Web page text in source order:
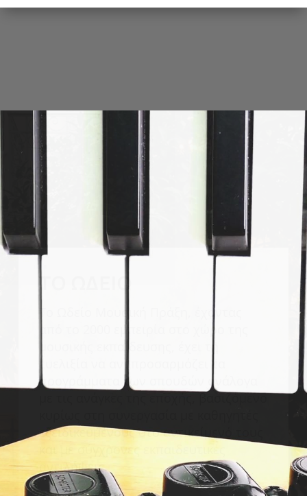
ΣΎΓΧΡΟΝΟ ΤΜΉΜΑ
Οι σπουδές στο Σύγχρονο Τμήμα του
Ωδείου Μουσική Πράξη βασίζονται
δυνατότητα εξάσκησης και σύμπραξης
σε μουσικά σχήματα σπουδαστών της
σχολής καθώς και τη συμμετοχή σε
σεμινάρια και workshops από
διακεκριμένους μουσικούς.